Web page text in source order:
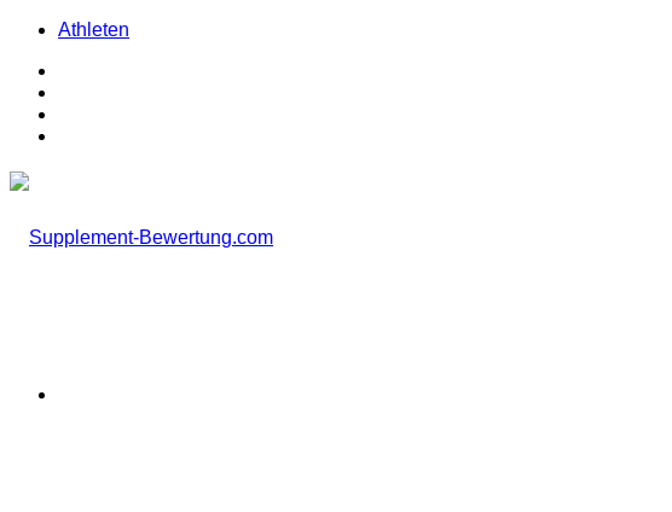
Athleten